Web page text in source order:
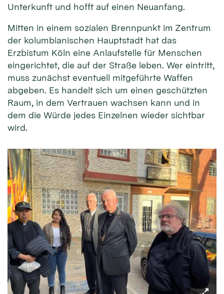
Unterkunft und hofft auf einen Neuanfang.
Mitten in einem sozialen Brennpunkt im Zentrum
der kolumbianischen Hauptstadt hat das
Erzbistum Köln eine Anlaufstelle für Menschen
eingerichtet, die auf der Straße leben. Wer eintritt,
muss zunächst eventuell mitgeführte Waffen
abgeben. Es handelt sich um einen geschützten
Raum, in dem Vertrauen wachsen kann und in
dem die Würde jedes Einzelnen wieder sichtbar
wird.